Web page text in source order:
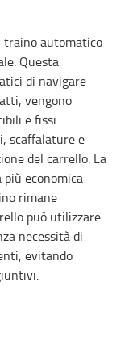
traino automatico
Questa
di navigare
vengono
e fissi
scaffalature e
del carrello. La
economica
rimane
può utilizzare
necessità di
evitando